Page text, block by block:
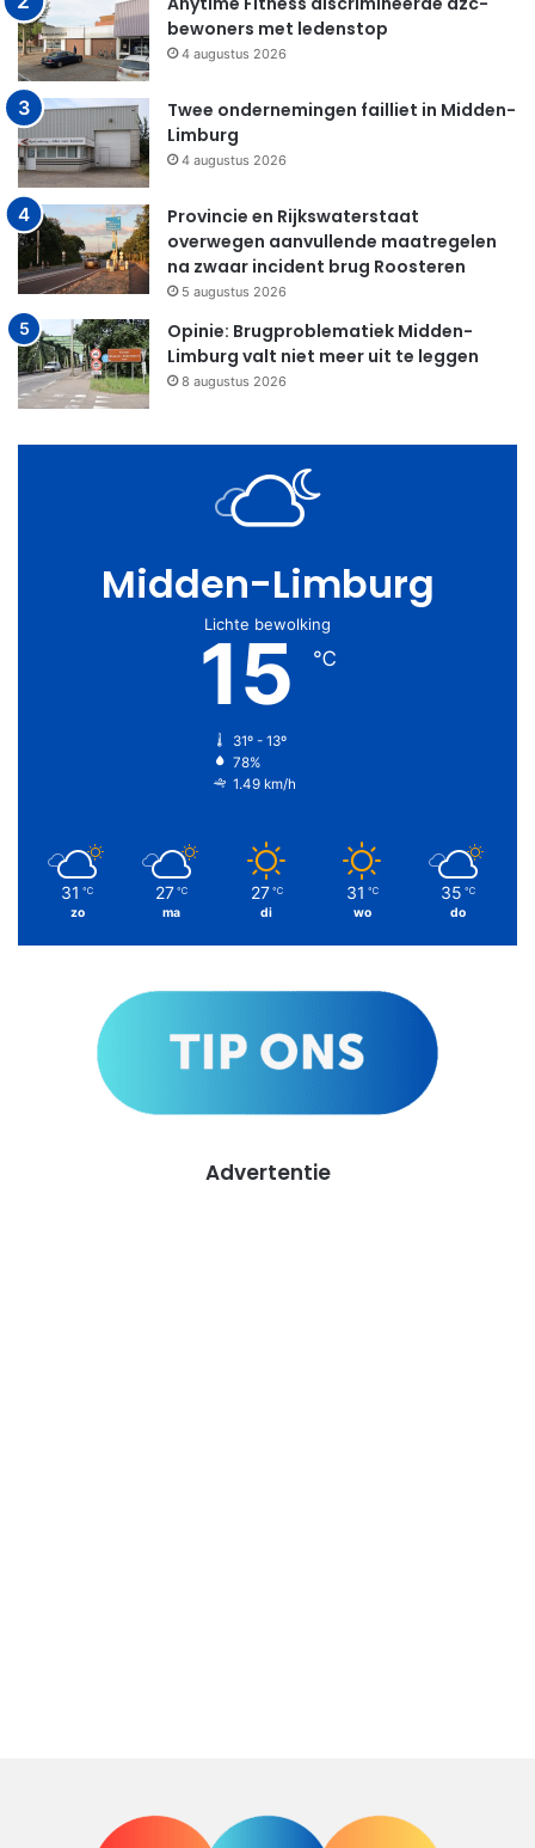
bewoners met ledenstop
4 augustus 2026
Twee ondernemingen failliet in Midden-
Limburg
4 augustus 2026
Provincie en Rijkswaterstaat
overwegen aanvullende maatregelen
na zwaar incident brug Roosteren
5 augustus 2026
Opinie: Brugproblematiek Midden-
Limburg valt niet meer uit te leggen
8 augustus 2026
Midden-Limburg
Lichte bewolking
15 ℃
31º - 13º
78%
1.49 km/h
31 ℃
zo
27 ℃
ma
27 ℃
di
31 ℃
wo
35 ℃
do
Advertentie